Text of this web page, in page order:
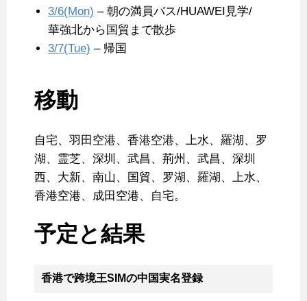
3/6(Mon) – 朝の満員バス/HUAWEI見学/
華強北から国貿まで散歩
3/7(Tue) – 帰国
移動
自宅、羽田空港、香港空港、上水、羅湖、罗
湖、霊芝、深圳、武昌、荊州、武昌、深圳
西、大新、南山、国貿、罗湖、羅湖、上水、
香港空港、成田空港、自宅。
予定と結果
香港で跨境王SIMの中国実名登録